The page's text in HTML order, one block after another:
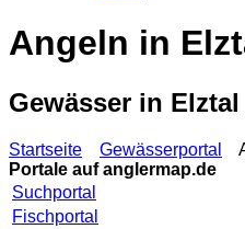
Angeln in
Gewässer in
Startseite Gewässerportal
Portale aufanglermap.de
Suchportal
Fischportal